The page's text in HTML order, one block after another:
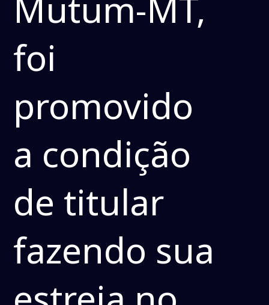
foi
promovido
a condição
de titular
fazendo sua